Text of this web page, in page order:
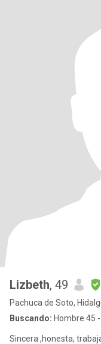
Lizbeth, 49
Pachuca de Soto,
Buscando: Hombre 45
Sincera ,honesta,